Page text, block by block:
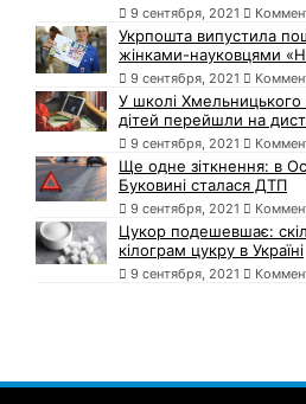
9 сентября, 2021
Укрпошта випустила
жінками-науковцями
9 сентября, 2021
У школі Хмельницького
дітей перейшли на
9 сентября, 2021
Ще одне зіткнення: в
Буковині сталася ДТП
9 сентября, 2021
Цукор подешевшає:
кілограм цукру в Україні
9 сентября, 2021